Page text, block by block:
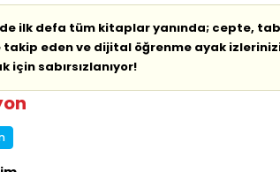
ilk defa tüm kitaplar yanında; cepte,
eden ve dijital öğrenme ayak
için sabırsızlanıyor!